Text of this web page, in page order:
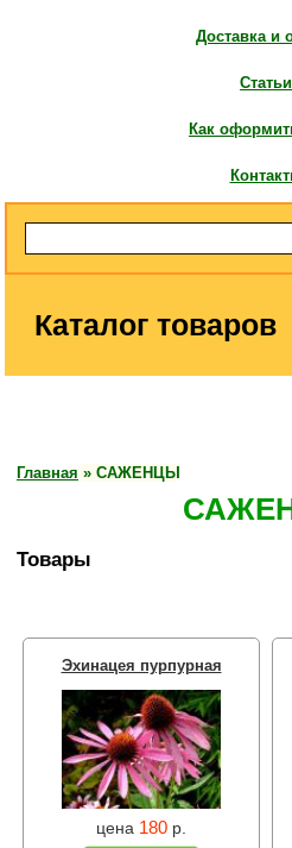
Доставка и
Статьи
Как
Каталог товаров
Главная » САЖЕНЦЫ
Товары
Эхинацея пурпурная
цена 180 р.